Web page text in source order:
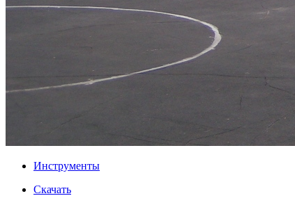
Инструменты
Скачать